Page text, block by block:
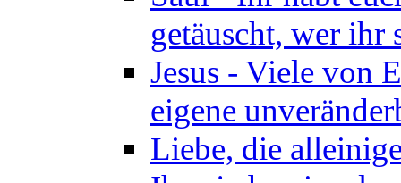
getäuscht, wer ihr
Jesus - Viele von
eigene
Liebe, die